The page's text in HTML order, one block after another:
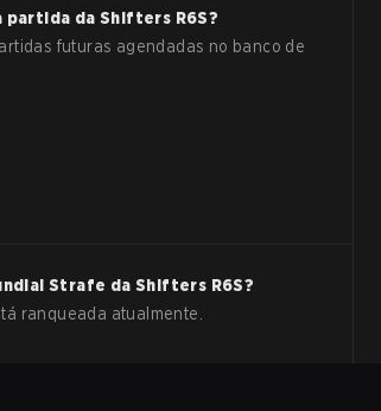
partida da Shifters R6S?
futuras agendadas no banco de
Strafe da Shifters R6S?
ranqueada atualmente.